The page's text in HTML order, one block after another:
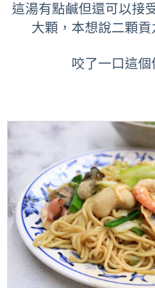
這湯有點鹹但還可以接
大顆，本想說二顆貢
咬了一口這個